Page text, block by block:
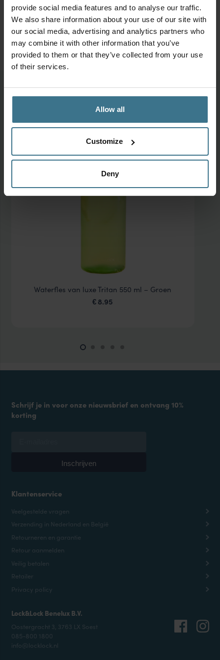
provide social media features and to analyse our traffic.
We also share information about your use of our site with
our social media, advertising and analytics partners who
may combine it with other information that you’ve
provided to them or that they’ve collected from your use
of their services.
Allow all
Customize
Deny
Geschikt voor
Meer van deze collectie
Waterfles van luxe Tritan 550 ml – Groen
€ 8.95
Klantenservice
Veelgestelde vragen
Verzending in Nederland en België
Retourneren en garantie
Retour aanmelden
Veilig betalen
Retailer
Privacy policy
Lock&Lock Benelux B.V.
Oostergracht 3, 3763 LX Soest
085-800 1800
info@locklock.nl
Schrijf je in voor onze nieuwsbrief en ontvang 10%
korting